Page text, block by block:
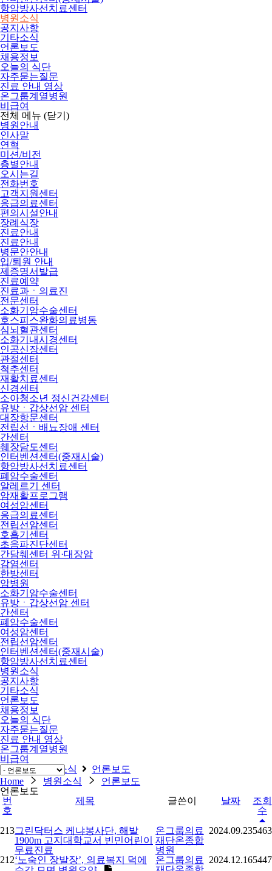
항암방사선치료센터
병원소식
공지사항
기타소식
언론보도
채용정보
오늘의 식단
자주묻는질문
진료 안내 영상
온그룹계열병원
비급여
전체 메뉴 (닫기)
병원안내
인사말
연혁
미션/비전
층별안내
오시는길
전화번호
고객지원센터
응급의료센터
편의시설안내
장례식장
진료안내
진료안내
병문안안내
입/퇴원 안내
제증명서발급
진료예약
진료과ㆍ의료진
전문센터
소화기암수술센터
호스피스완화의료병동
심뇌혈관센터
소화기내시경센터
인공신장센터
관절센터
척추센터
재활치료센터
신경센터
소아청소년 정신건강센터
유방ㆍ갑상선암 센터
대장항문센터
전립선ㆍ배뇨장애 센터
간센터
췌장담도센터
인터벤션센터(중재시술)
항암방사선치료센터
폐암수술센터
알레르기 센터
암재활프로그램
여성암센터
응급의료센터
전립선암센터
호흡기센터
초음파진단센터
간담췌센터 위·대장암
감염센터
한방센터
암병원
소화기암수술센터
유방ㆍ갑상선암 센터
간센터
폐암수술센터
여성암센터
전립선암센터
인터벤션센터(중재시술)
항암방사선치료센터
병원소식
공지사항
기타소식
언론보도
채용정보
오늘의 식단
자주묻는질문
진료 안내 영상
온그룹계열병원
비급여
Home
병원소식
언론보도
Home
병원소식
언론보도
언론보도
번
호
제목 글쓴이 날짜
조회
수
213그린닥터스 케냐봉사단, 해발
1900m 고지대학교서 빈민어린이
무료진료
온그룹의료
재단온종합
병원
2024.09.235463
212‘노숙인 장발장’, 의료복지 덕에
온그룹의료
2024.12.165447